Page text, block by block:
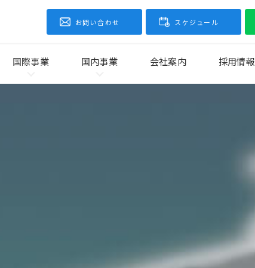
お問い合わせ スケジュール
国際事業 国内事業 会社案内 採用情報